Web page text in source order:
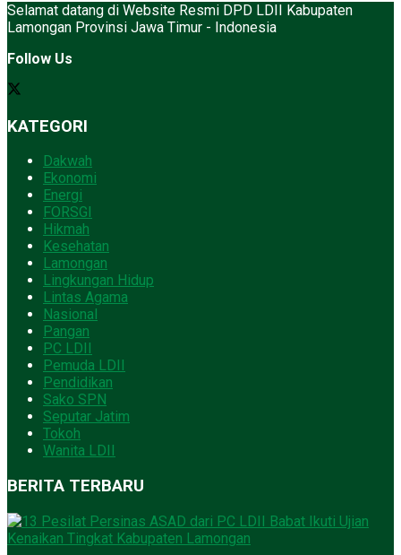
Selamat datang di Website Resmi DPD LDII Kabupaten
Lamongan Provinsi Jawa Timur - Indonesia
Follow Us
KATEGORI
Dakwah
Ekonomi
Energi
FORSGI
Hikmah
Kesehatan
Lamongan
Lingkungan Hidup
Lintas Agama
Nasional
Pangan
PC LDII
Pemuda LDII
Pendidikan
Sako SPN
Seputar Jatim
Tokoh
Wanita LDII
BERITA TERBARU